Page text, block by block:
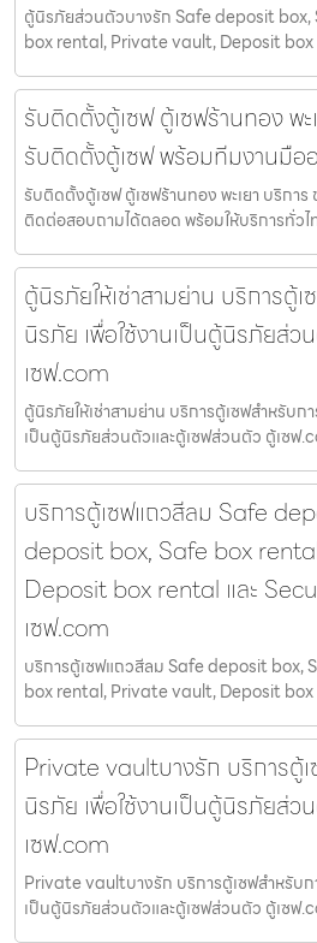
ตู้นิรภัยส่วนตัวบางรัก Safe deposit
box rental, Private vault, Deposit box
รับติดตั้งตู้เซฟ ตู้เซฟร้านทอง พะ
รับติดตั้งตู้เซฟ พร้อมทีมงานมือ
รับติดตั้งตู้เซฟ ตู้เซฟร้านทอง พะเยา บริกา
ติดต่อสอบถามได้ตลอด พร้อมให้บริการทั่ว
ตู้นิรภัยให้เช่าสามย่าน บริการตู้เ
นิรภัย เพื่อใช้งานเป็นตู้นิรภัยส่ว
เซฟ.com
ตู้นิรภัยให้เช่าสามย่าน บริการตู้เซฟสำหรับก
เป็นตู้นิรภัยส่วนตัวและตู้เซฟส่วนตัว ตู้เซฟ
บริการตู้เซฟแถวสีลม Safe
deposit box, Safe box
Deposit box rental และ
เซฟ.com
บริการตู้เซฟแถวสีลม Safe deposit box,
box rental, Private vault, Deposit box
Private vaultบางรัก บริการตู้เ
นิรภัย เพื่อใช้งานเป็นตู้นิรภัยส่ว
เซฟ.com
Private vaultบางรัก บริการตู้เซฟสำหรับก
เป็นตู้นิรภัยส่วนตัวและตู้เซฟส่วนตัว ตู้เซฟ